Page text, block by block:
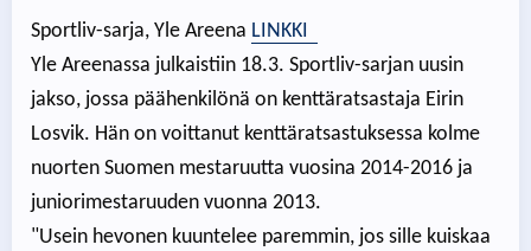
Sportliv-sarja, Yle Areena LINKKI
Yle Areenassa julkaistiin 18.3. Sportliv-sarjan uusin
jakso, jossa päähenkilönä on kenttäratsastaja Eirin
Losvik. Hän on voittanut kenttäratsastuksessa kolme
nuorten Suomen mestaruutta vuosina 2014-2016 ja
juniorimestaruuden vuonna 2013.
"Usein hevonen kuuntelee paremmin, jos sille kuiskaa